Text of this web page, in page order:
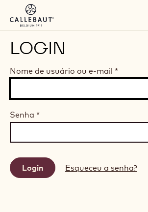
Skip to main content
LOGIN
Nome de usuário ou e-mail *
Senha *
Esqueceu a senha?